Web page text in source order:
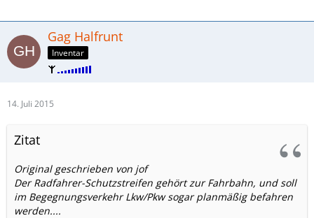
Gag Halfrunt
Inventar
14. Juli 2015
Zitat
Original geschrieben von jof
Der Radfahrer-Schutzstreifen gehört zur Fahrbahn, und soll
im Begegnungsverkehr Lkw/Pkw sogar planmäßig befahren
werden....